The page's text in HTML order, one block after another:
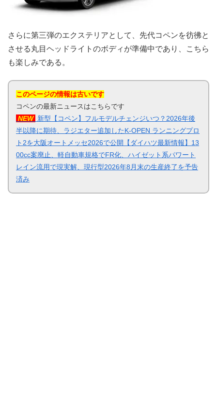
さらに第三弾のエクステリアとして、先代コペンを彷彿と
させる丸目ヘッドライトのボディが準備中であり、こちら
も楽しみである。
このページの情報は古いです
コペンの最新ニュースはこちらです
NEW 新型【コペン】フルモデルチェンジいつ？2026年後
半以降に期待、ラジエター追加したK-OPEN ランニングプロ
ト2を大阪オートメッセ2026で公開【ダイハツ最新情報】13
00cc案廃止、軽自動車規格でFR化、ハイゼット系パワート
レイン流用で現実解、現行型2026年8月末の生産終了を予告
済み